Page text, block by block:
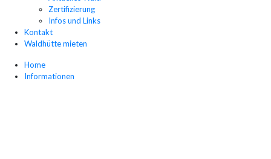
Zertifizierung
Infos und Links
Kontakt
Waldhütte mieten
Home
Informationen